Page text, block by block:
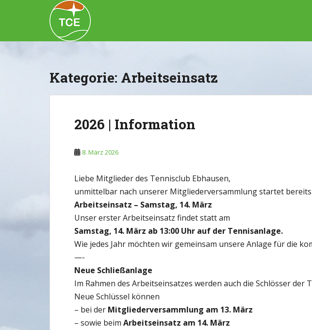
Skip to main content
Kategorie: Arbeitseinsatz
2026 | Information
8. März 2026
Liebe Mitglieder des Tennisclub Ebhausen,
unmittelbar nach unserer Mitgliederversammlung startet
Arbeitseinsatz – Samstag, 14. März
Unser erster Arbeitseinsatz findet statt am
Samstag, 14. März ab 13:00 Uhr auf der Tennisanlage.
Wie jedes Jahr möchten wir gemeinsam unsere Anlage für die
—-
Neue Schließanlage
Im Rahmen des Arbeitseinsatzes werden auch die Schlösser der
Neue Schlüssel können
– bei der Mitgliederversammlung am 13. März
– sowie beim Arbeitseinsatz am 14. März